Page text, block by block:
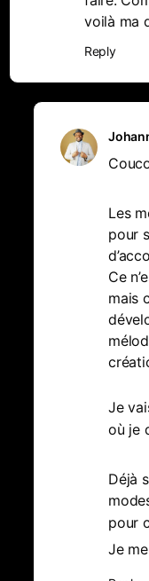
voilà ma
Reply
Les
pour
Ce
mais
Je
où je
Déjà
pour
Je